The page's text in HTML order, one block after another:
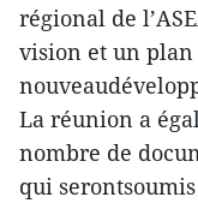
régional de
vision et un plan
La réunion a
nombre de
qui